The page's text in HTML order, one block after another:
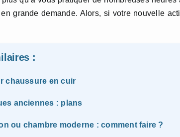
grande demande. Alors, si votre nouvelle
:
chaussure en cuir
anciennes : plans
ou chambre moderne : comment faire ?